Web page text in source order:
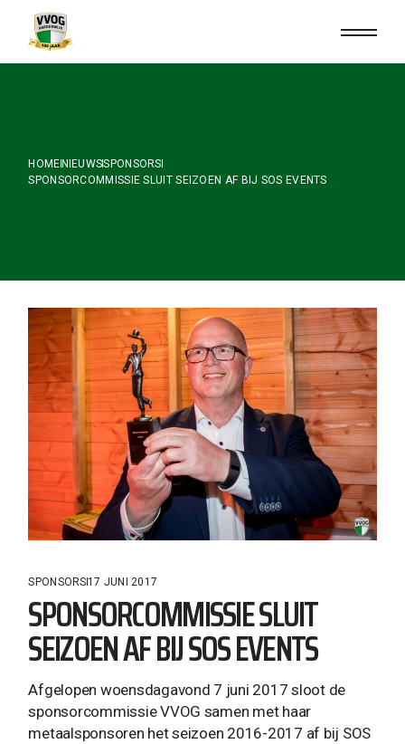
content
HOME NIEUWSSPONSORS
SPONSORCOMMISSIE SLUIT SEIZOEN AF BIJ SOS EVENTS
SPONSORS17 JUNI 2017
SPONSORCOMMISSIE SLUIT
SEIZOEN AF BIJ SOS EVENTS
Afgelopen woensdagavond 7 juni 2017 sloot de
sponsorcommissie VVOG samen met haar
metaalsponsoren het seizoen 2016-2017 af bij SOS